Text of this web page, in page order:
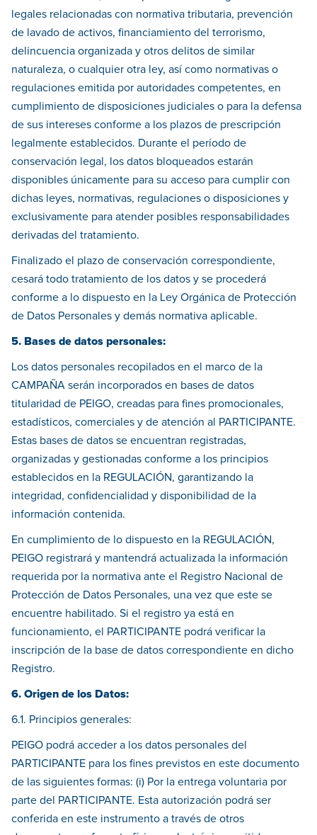
legales relacionadas con normativa tributaria, prevención
de lavado de activos, financiamiento del terrorismo,
delincuencia organizada y otros delitos de similar
naturaleza, o cualquier otra ley, así como normativas o
regulaciones emitida por autoridades competentes, en
cumplimiento de disposiciones judiciales o para la defensa
de sus intereses conforme a los plazos de prescripción
legalmente establecidos. Durante el período de
conservación legal, los datos bloqueados estarán
disponibles únicamente para su acceso para cumplir con
dichas leyes, normativas, regulaciones o disposiciones y
exclusivamente para atender posibles responsabilidades
derivadas del tratamiento.
Finalizado el plazo de conservación correspondiente,
cesará todo tratamiento de los datos y se procederá
conforme a lo dispuesto en la Ley Orgánica de Protección
de Datos Personales y demás normativa aplicable.
5. Bases de datos personales:
Los datos personales recopilados en el marco de la
CAMPAÑA serán incorporados en bases de datos
titularidad de PEIGO, creadas para fines promocionales,
estadísticos, comerciales y de atención al PARTICIPANTE.
Estas bases de datos se encuentran registradas,
organizadas y gestionadas conforme a los principios
establecidos en la REGULACIÓN, garantizando la
integridad, confidencialidad y disponibilidad de la
información contenida.
En cumplimiento de lo dispuesto en la REGULACIÓN,
PEIGO registrará y mantendrá actualizada la información
requerida por la normativa ante el Registro Nacional de
Protección de Datos Personales, una vez que este se
encuentre habilitado. Si el registro ya está en
funcionamiento, el PARTICIPANTE podrá verificar la
inscripción de la base de datos correspondiente en dicho
Registro.
6. Origen de los Datos:
6.1. Principios generales:
PEIGO podrá acceder a los datos personales del
PARTICIPANTE para los fines previstos en este documento
de las siguientes formas: (i) Por la entrega voluntaria por
parte del PARTICIPANTE. Esta autorización podrá ser
conferida en este instrumento a través de otros